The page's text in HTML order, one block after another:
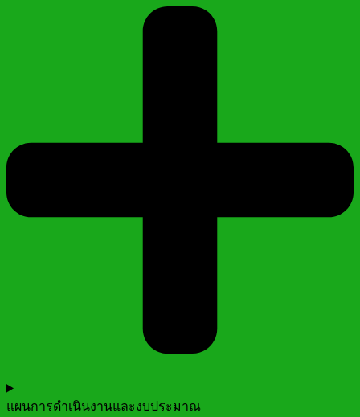
แผนการดำเนินงานและงบประมาณ